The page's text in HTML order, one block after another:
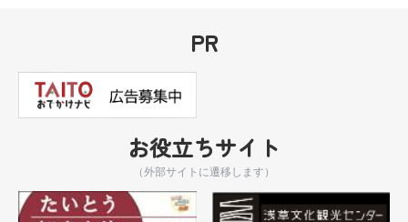
PR
お役立ちサイト
（外部サイトに遷移します）